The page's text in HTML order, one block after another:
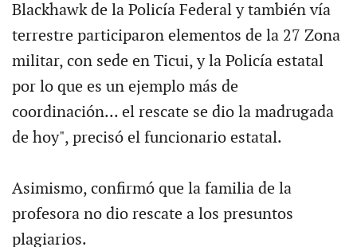
Blackhawk de la Policía Federal y también vía
terrestre participaron elementos de la 27 Zona
militar, con sede en Ticui, y la Policía estatal
por lo que es un ejemplo más de
coordinación... el rescate se dio la madrugada
de hoy", precisó el funcionario estatal.
Asimismo, confirmó que la familia de la
profesora no dio rescate a los presuntos
plagiarios.